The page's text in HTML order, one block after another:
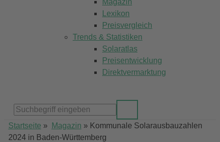
Magazin
Lexikon
Preisvergleich
Trends & Statistiken
Solaratlas
Preisentwicklung
Direktvermarktung
Startseite » Magazin » Kommunale Solarausbauzahlen
2024 in Baden-Württemberg